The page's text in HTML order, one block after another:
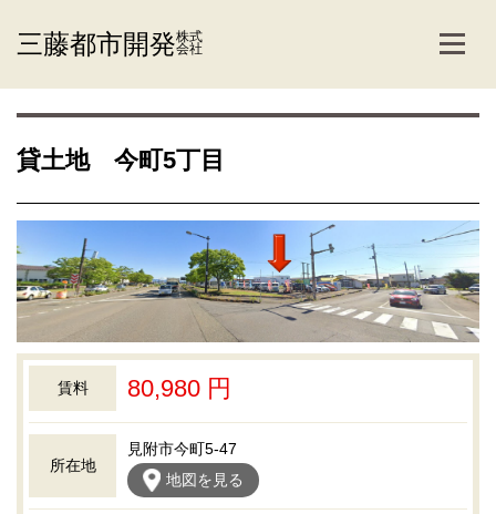
三藤都市開発株式
会社
貸土地 今町5丁目
賃料 80,980 円
所在地
見附市今町5-47
地図を見る